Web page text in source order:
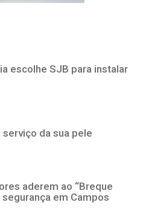
escolhe SJB para instalar
da sua pele
aderem ao “Breque
em Campos